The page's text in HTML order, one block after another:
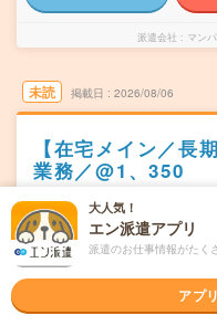
派遣会社 マン
未読 掲載日 2026/08/06
【在宅メイン／長
業務／@1、350
交通費別途支給あり
WEB登録OK 派遣
勤務地
白石(札幌市営)
大人気！
エン派遣アプリ
派遣のお仕事情報がたく
アプ